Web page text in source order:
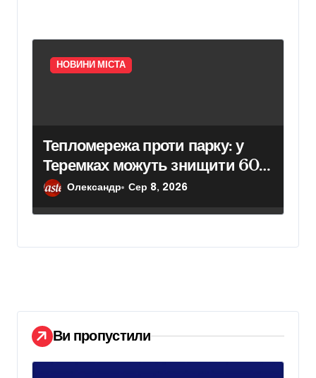
НОВИНИ МІСТА
Тепломережа проти парку: у
Теремках можуть знищити 600
деревОлександр Сер 8, 2026
Ви пропустили